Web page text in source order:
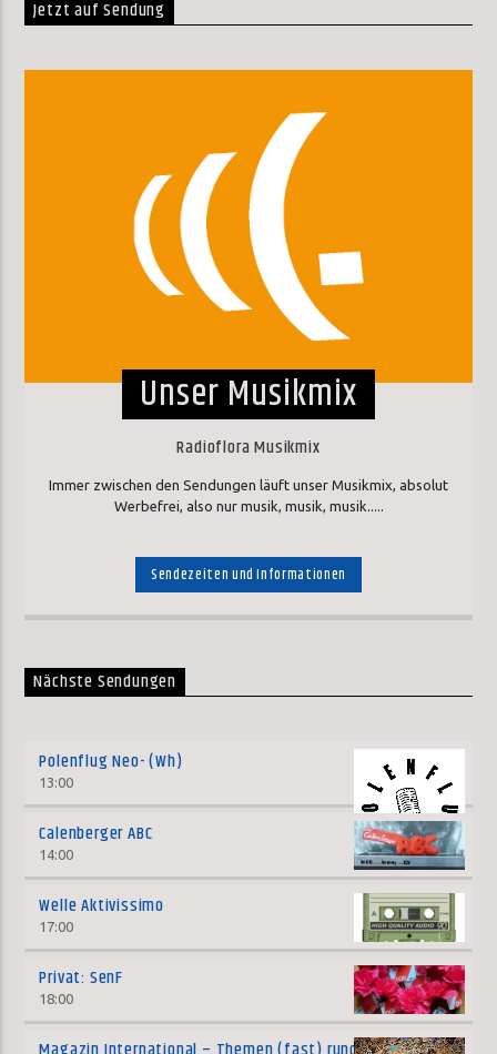
Jetzt auf Sendung
Unser Musikmix
Radioflora Musikmix
Immer zwischen den Sendungen läuft unser Musikmix, absolut
Werbefrei, also nur musik, musik, musik.....
Sendezeiten und Informationen
Nächste Sendungen
Polenflug Neo- (Wh)
13:00
Calenberger ABC
14:00
Welle Aktivissimo
17:00
Privat: SenF
18:00